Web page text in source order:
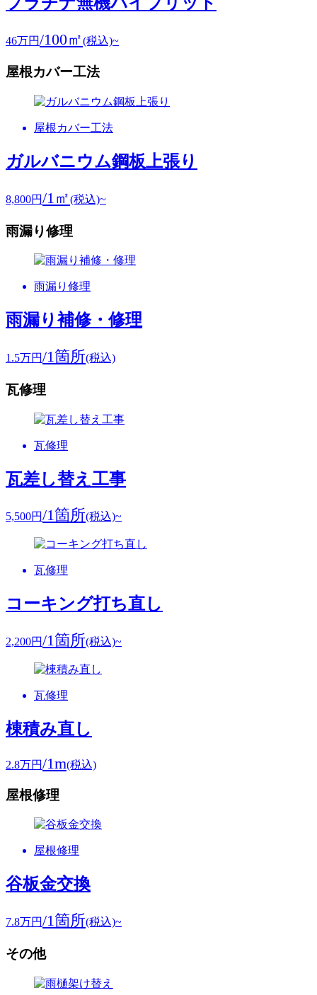
46万円/100㎡(税込)~
屋根カバー工法
屋根カバー工法
ガルバニウム鋼板上張り
8,800円/1㎡(税込)~
雨漏り修理
雨漏り修理
雨漏り補修・修理
1.5万円/1箇所(税込)
瓦修理
瓦修理
瓦差し替え工事
5,500円/1箇所(税込)~
瓦修理
コーキング打ち直し
2,200円/1箇所(税込)~
瓦修理
棟積み直し
2.8万円/1m(税込)
屋根修理
屋根修理
谷板金交換
7.8万円/1箇所(税込)~
その他